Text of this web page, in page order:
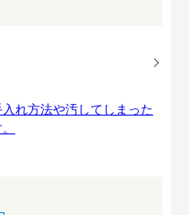
れ方法や汚してしまった